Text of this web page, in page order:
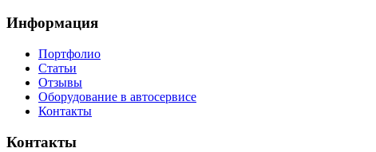
Информация
Портфолио
Статьи
Отзывы
Оборудование в автосервисе
Контакты
Контакты